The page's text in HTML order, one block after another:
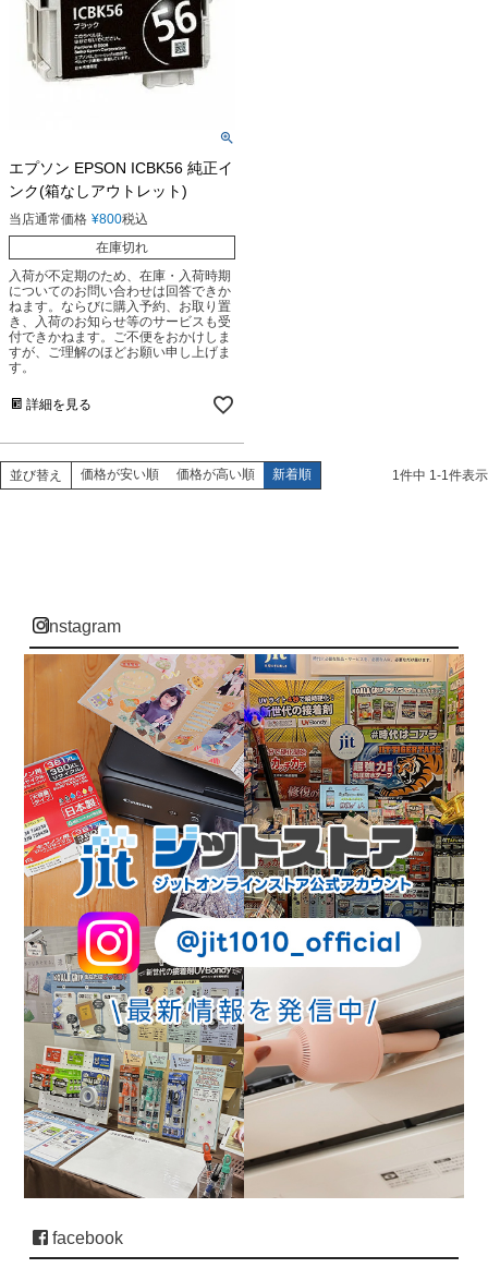
エプソン EPSON ICBK56 純正イ
ンク(箱なしアウトレット)
当店通常価格 ¥800税込
在庫切れ
入荷が不定期のため、在庫・入荷時期
についてのお問い合わせは回答できか
ねます。ならびに購入予約、お取り置
き、入荷のお知らせ等のサービスも受
付できかねます。ご不便をおかけしま
すが、ご理解のほどお願い申し上げま
す。
詳細を見る
並び替え 価格が安い順 価格が高い順 新着順 1件中 1-1件表示
instagram
facebook